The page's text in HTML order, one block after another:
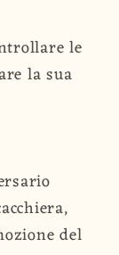
le
la sua
del